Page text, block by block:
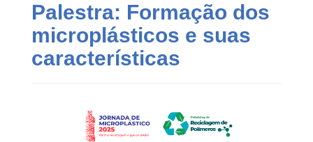
Palestra: Formação dos
microplásticos e suas
características